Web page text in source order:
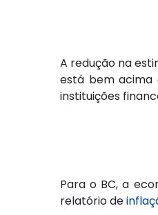
A redução na
está bem acima
instituições
Para o BC, a
relatório de